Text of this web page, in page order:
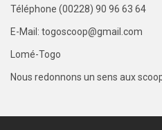
Téléphone (00228) 90 96 63 64
E-Mail: togoscoop@gmail.com
Lomé-Togo
Nous redonnons un sens aux